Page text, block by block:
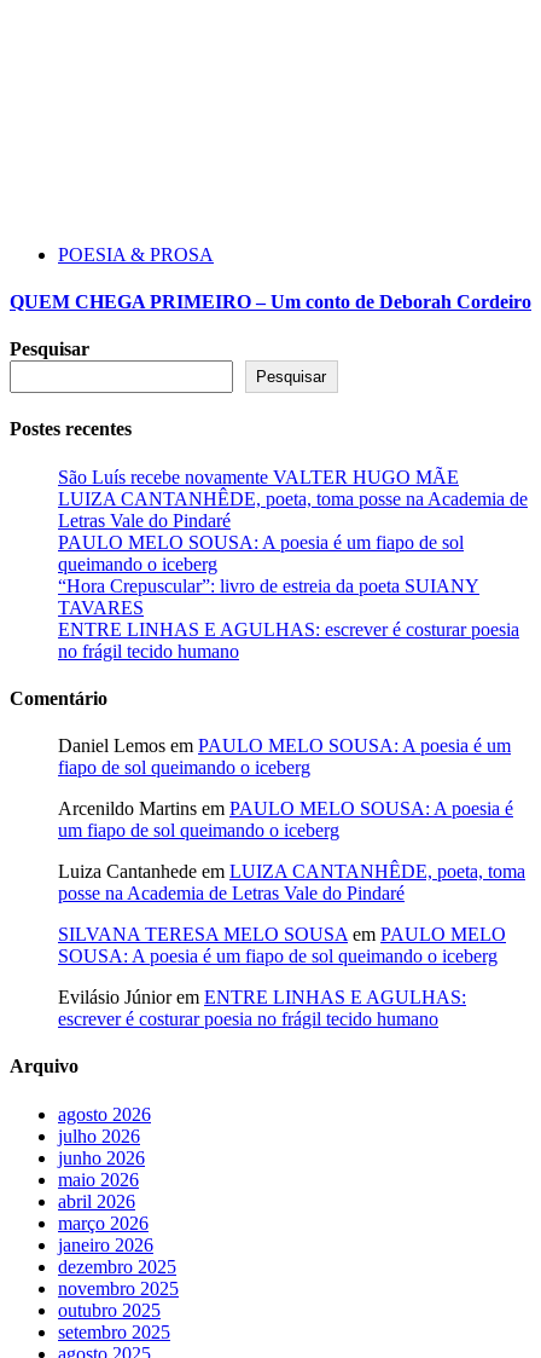
POESIA & PROSA
QUEM CHEGA PRIMEIRO – Um conto de Deborah Cordeiro
Pesquisar
Pesquisar
Postes recentes
São Luís recebe novamente VALTER HUGO MÃE
LUIZA CANTANHÊDE, poeta, toma posse na Academia de
Letras Vale do Pindaré
PAULO MELO SOUSA: A poesia é um fiapo de sol
queimando o iceberg
“Hora Crepuscular”: livro de estreia da poeta SUIANY
TAVARES
ENTRE LINHAS E AGULHAS: escrever é costurar poesia
no frágil tecido humano
Comentário
Daniel Lemos em PAULO MELO SOUSA: A poesia é um
fiapo de sol queimando o iceberg
Arcenildo Martins em PAULO MELO SOUSA: A poesia é
um fiapo de sol queimando o iceberg
Luiza Cantanhede em LUIZA CANTANHÊDE, poeta, toma
posse na Academia de Letras Vale do Pindaré
SILVANA TERESA MELO SOUSA em PAULO MELO
SOUSA: A poesia é um fiapo de sol queimando o iceberg
Evilásio Júniorem ENTRE LINHAS E AGULHAS:
escrever é costurar poesia no frágil tecido humano
Arquivo
agosto 2026
julho 2026
junho 2026
maio 2026
abril 2026
março 2026
janeiro 2026
dezembro 2025
novembro 2025
outubro 2025
setembro 2025
agosto 2025